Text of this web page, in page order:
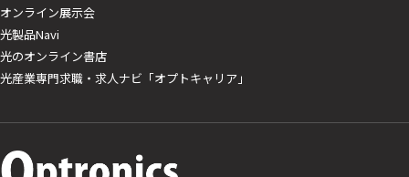
オンライン展示会
光製品Navi
光のオンライン書店
光産業専門求職・求人ナビ「オプトキャリア」